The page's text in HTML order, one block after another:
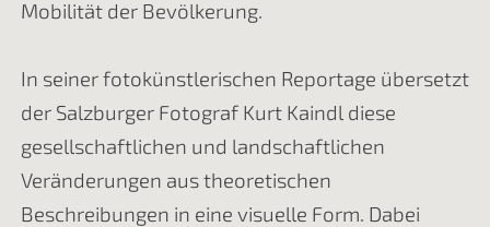
Mobilität der Bevölkerung.
In seiner fotokünstlerischen Reportage übersetzt
der Salzburger Fotograf Kurt Kaindl diese
gesellschaftlichen und landschaftlichen
Veränderungen aus theoretischen
Beschreibungen in eine visuelle Form. Dabei